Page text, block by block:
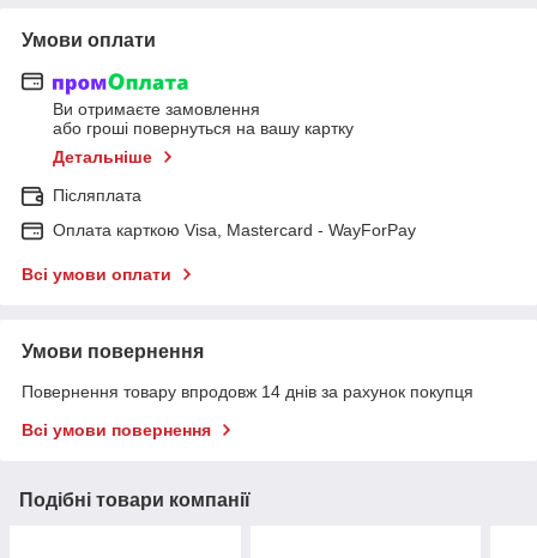
Умови оплати
Ви отримаєте замовлення
або гроші повернуться на вашу картку
Детальніше
Післяплата
Оплата карткою Visa, Mastercard - WayForPay
Всі умови оплати
Умови повернення
Повернення товару впродовж 14 днів за рахунок покупця
Всі умови повернення
Подібні товари компанії